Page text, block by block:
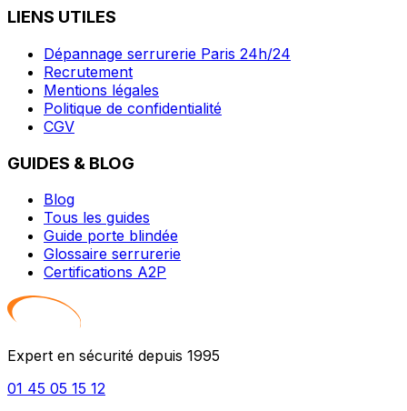
LIENS UTILES
Dépannage serrurerie Paris 24h/24
Recrutement
Mentions légales
Politique de confidentialité
CGV
GUIDES & BLOG
Blog
Tous les guides
Guide porte blindée
Glossaire serrurerie
Certifications A2P
Expert en sécurité depuis 1995
01 45 05 15 12